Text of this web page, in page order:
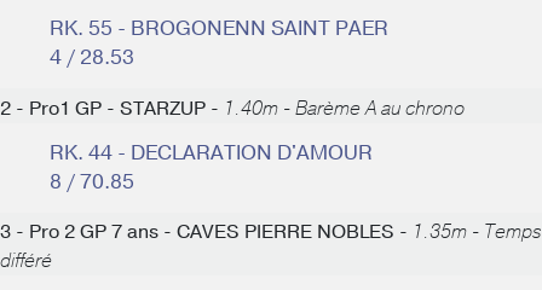
RK. 55 - BROGONENN SAINT PAER
4 / 28.53
2 - Pro1 GP - STARZUP - 1.40m - Barème A au chrono
RK. 44 - DECLARATION D'AMOUR
8 / 70.85
3 - Pro 2 GP 7 ans - CAVES PIERRE NOBLES - 1.35m - Temps
différé